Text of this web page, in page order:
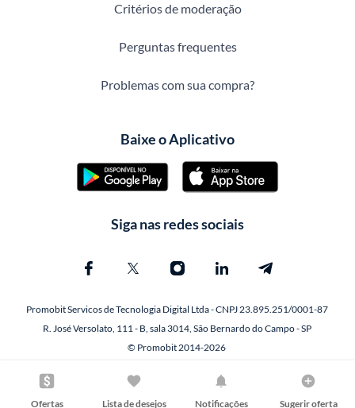
Ofertas Lista de desejos Notificações Sugerir oferta
Critérios de moderação
Perguntas frequentes
Problemas com sua compra?
Baixe o Aplicativo
Siga nas redes sociais
Promobit Servicos de Tecnologia Digital Ltda - CNPJ 23.895.251/0001-87
R. José Versolato, 111 - B, sala 3014, São Bernardo do Campo - SP
© Promobit 2014-2026